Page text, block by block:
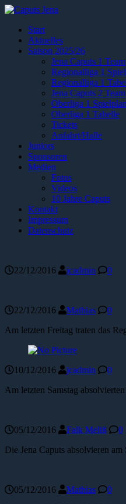
Start
Aktuelles
Saison 2025/26
Jena Caputs 1 Team
Regionalliga 1
Regionalliga 1
Jena Caputs 2 Team
Oberliga 1 Spielplan
Oberliga 1 Tabelle
Tickets
Anfahrt/Halle
Juniors
Sponsoren
Medien
Fotos
Videos
10 Jahre Caputs
Kontakt
Impressum
Datenschutz
22/12/2016 jcadmin 0
22/12/2016 Mathias
0
Am letzten Freitag traten das
10/12/2016 jcadmin
0
Am letzten Samstag
05/12/2016 Falk Meliß
0
Die Jena Caputs absolvieren
05/12/2016 Mathias
0